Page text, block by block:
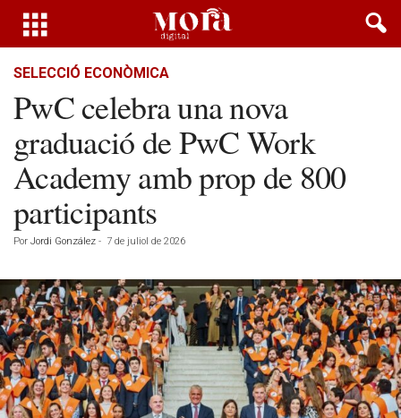
SELECCIÓ ECONÒMICA
PwC celebra una nova
graduació de PwC Work
Academy amb prop de 800
participants
Por Jordi González - 7 de juliol de 2026